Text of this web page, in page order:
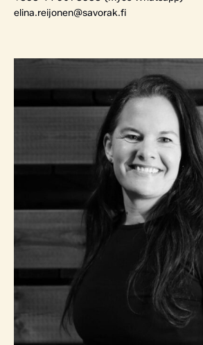
elina.reijonen@savorak.fi